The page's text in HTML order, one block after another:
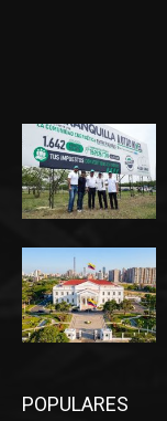
POPULARES